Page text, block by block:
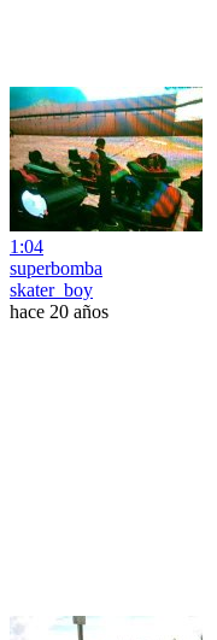
1:04
superbomba
skater_boy
hace 20 años